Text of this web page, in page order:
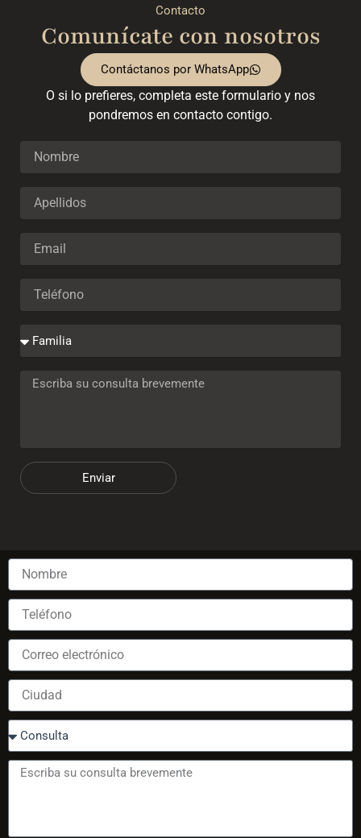
Contacto
Comunícate con nosotros
Contáctanos por WhatsApp
O si lo prefieres, completa este formulario y nos
pondremos en contacto contigo.
Enviar